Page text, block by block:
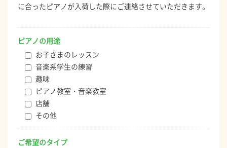
に合ったピアノが入荷した際にご連絡させていただきます。
ピアノの用途
お子さまのレッスン
音楽系学生の練習
趣味
ピアノ教室・音楽教室
店舗
その他
ご希望のタイプ